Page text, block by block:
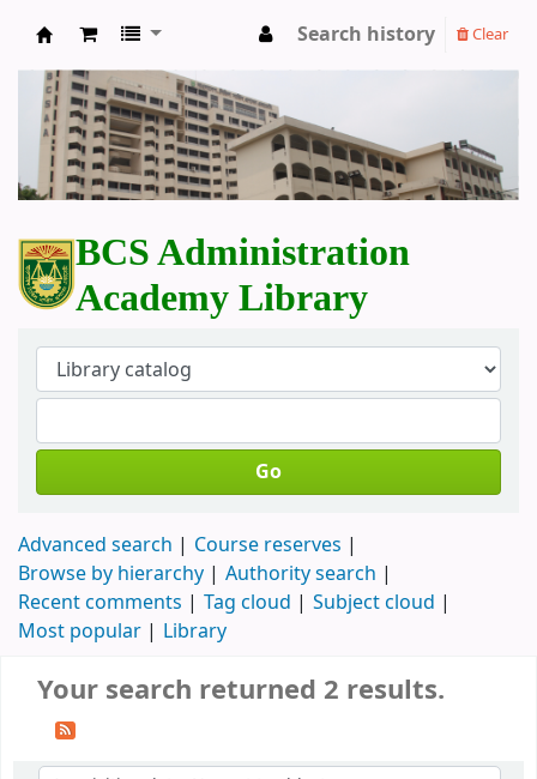
BCS Administration Academy Library
Search history Clear
BCS Administration
Academy Library
Go
Advanced search
Course reserves
Browse by hierarchy
Authority search
Recent comments
Tag cloud
Subject cloud
Most popular
Library
Your search returned 2 results.